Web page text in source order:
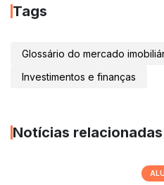
Tags
Glossário do mercado
Investimentos e finanças
Notícias relacionadas